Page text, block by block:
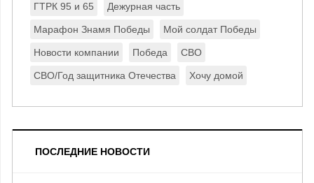
ГТРК 95 и 65 Дежурная часть
Марафон Знамя Победы Мой солдат Победы
Новости компании Победа СВО
СВО/Год защитника Отечества Хочу домой
ПОСЛЕДНИЕ НОВОСТИ